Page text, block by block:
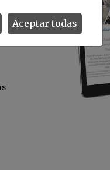
Aceptar todas